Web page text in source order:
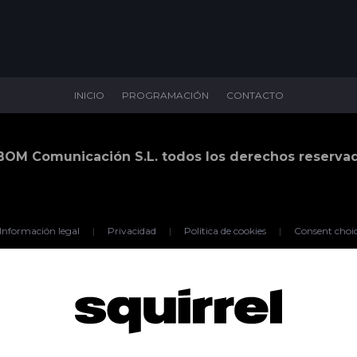
INICIO PROGRAMACIÓN CONTACTO
Comunicación S.L. todos los derechos
Información legal | Privacidad | Política de cookies | Consent